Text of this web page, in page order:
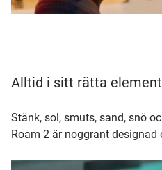
Alltid i sitt rätta element
Stänk, sol, smuts, sand, snö
Roam 2 är noggrant